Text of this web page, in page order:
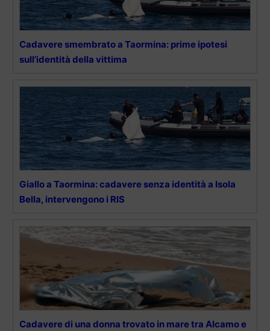
Cadavere smembrato a Taormina: prime ipotesi
sull’identità della vittima
Giallo a Taormina: cadavere senza identità a Isola
Bella, intervengono i RIS
Cadavere di una donna trovato in mare tra Alcamo e